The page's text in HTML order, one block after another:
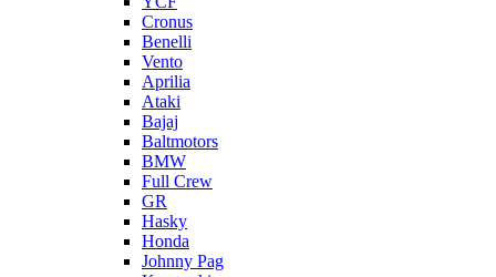
Cronus
Benelli
Vento
Aprilia
Ataki
Bajaj
Baltmotors
BMW
Full Crew
GR
Hasky
Honda
Johnny Pag